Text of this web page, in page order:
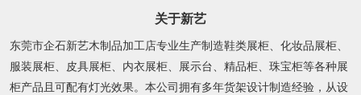
关于新艺
东莞市企石新艺木制品加工店专业生产制造鞋类展柜、化妆品展柜、
服装展柜、皮具展柜、内衣展柜、展示台、精品柜、珠宝柜等各种展
柜产品且可配有灯光效果。本公司拥有多年货架设计制造经验，从设